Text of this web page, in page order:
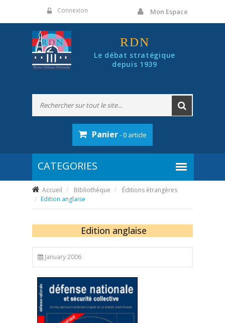
Connexion Mon Espace
RDN
Le débat stratégique
depuis 1939
Panier- 0 article
Accueil Bibliothèque
Éditions étrangères
Edition anglaise
Edition anglaise
January 2006